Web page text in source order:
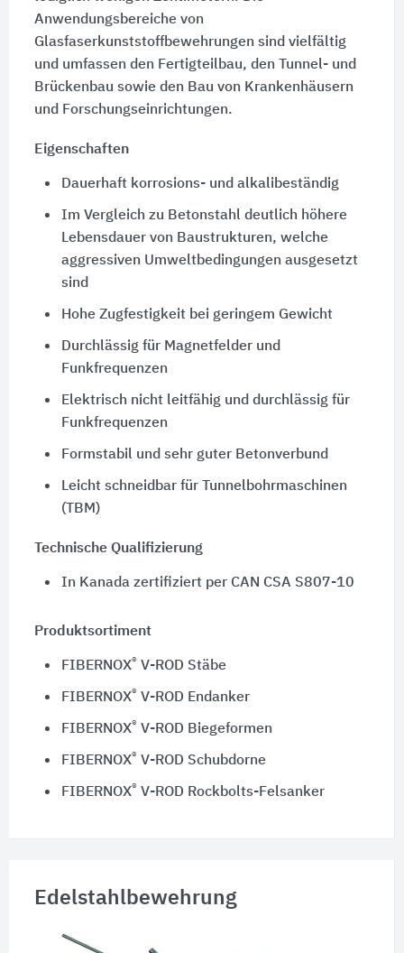
Anwendungsbereiche von
Glasfaserkunststoffbewehrungen sind vielfältig
und umfassen den Fertigteilbau, den Tunnel- und
Brückenbau sowie den Bau von Krankenhäusern
und Forschungseinrichtungen.
Eigenschaften
Dauerhaft korrosions- und alkalibeständig
Im Vergleich zu Betonstahl deutlich höhere
Lebensdauer von Baustrukturen, welche
aggressiven Umweltbedingungen ausgesetzt
sind
Hohe Zugfestigkeit bei geringem Gewicht
Durchlässig für Magnetfelder und
Funkfrequenzen
Elektrisch nicht leitfähig und durchlässig für
Funkfrequenzen
Formstabil und sehr guter Betonverbund
Leicht schneidbar für Tunnelbohrmaschinen
(TBM)
Technische Qualifizierung
In Kanada zertifiziert per CAN CSA S807-10
Produktsortiment
FIBERNOX® V-ROD Stäbe
FIBERNOX® V-ROD Endanker
FIBERNOX® V-ROD Biegeformen
FIBERNOX® V-ROD Schubdorne
FIBERNOX® V-ROD Rockbolts-Felsanker
Edelstahlbewehrung